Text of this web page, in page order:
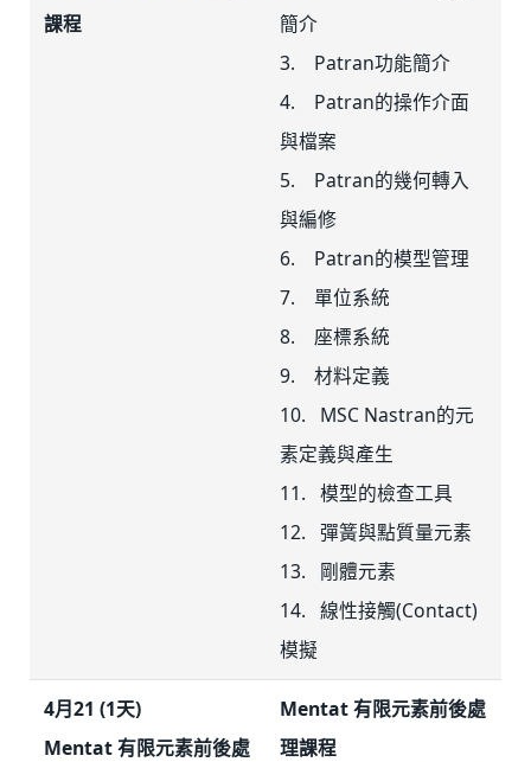
課程
簡介
3. Patran功能簡介
4. Patran的操作介面
與檔案
5. Patran的幾何轉入
與編修
6. Patran的模型管理
7. 單位系統
8. 座標系統
9. 材料定義
10. MSC Nastran的元
素定義與產生
11. 模型的檢查工具
12. 彈簧與點質量元素
13. 剛體元素
14. 線性接觸(Contact)
模擬
4月21 (1天)
Mentat 有限元素前後處
Mentat 有限元素前後處
理課程